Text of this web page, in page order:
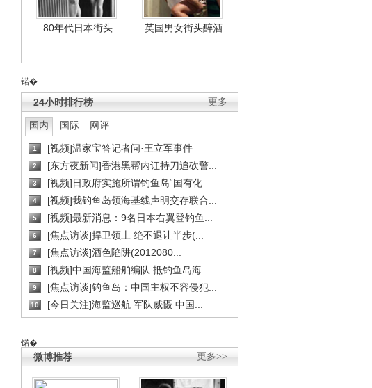
80年代日本街头 英国男女街头醉酒
锘�
更多
24小时排行榜
国内 国际 网评
1 [视频]温家宝答记者问·王立军事件
2 [东方夜新闻]香港黑帮内讧持刀追砍警...
3 [视频]日政府实施所谓钓鱼岛“国有化...
4 [视频]我钓鱼岛领海基线声明交存联合...
5 [视频]最新消息：9名日本右翼登钓鱼...
6 [焦点访谈]捍卫领土 绝不退让半步(...
7 [焦点访谈]酒色陷阱(2012080...
8 [视频]中国海监船舶编队 抵钓鱼岛海...
9 [焦点访谈]钓鱼岛：中国主权不容侵犯...
10 [今日关注]海监巡航 军队威慑 中国...
锘�
更多>>
微博推荐